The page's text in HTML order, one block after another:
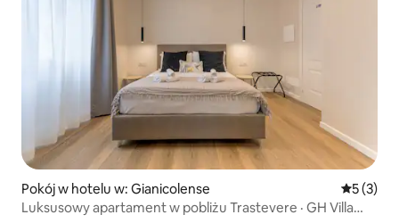
Pokój w hotelu w: Gianicolense Średnia
5 (3)
Luksusowy apartament w pobliżu Trastevere · GH Villa